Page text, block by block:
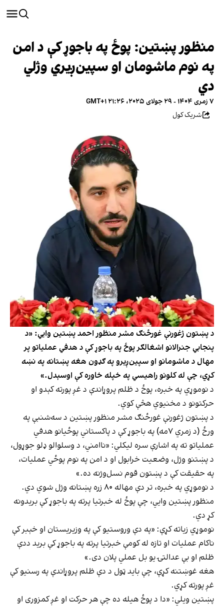
منظور پښتين: پوځ په باجوړ کې د امن
په نوم ماشومان او سپین‌ږیري وژلي
دي
۷ زمری ۱۴۰۴ - ۲۹ جولای ۲۰۲۵، ۲۱:۲۶ GMT+۱
شریک کول
د پښتون ژغورنې غورځنګ مشر منظور احمد پښتین وايي: «د
پنجابي جنرالانو اشغالګر پوځ په باجوړ کې د هدفي عملیاتو پر
مهال د ماشومانو او سپین‌ږیرو په ګډون هغه پښتانه په نښه
کړي، چې له کلونو راهيسي په خپله خاوره کې اوسېدل.»
د نوموړي په خبره، پوځ د ظلم پروړاندې د غږ پورته کېدو او
حرکتونو د مخنيوي هڅې کوي.
د پښتون ژغورنې غورځنګ مشر منظور پښتین د سه‌شنبې په
ورځ (د زمري ۷مه) په باجوړ کې د پاکستاني پوځیانو هدفي
عملیاتو ته په اشارې سره لیکلي: «ناامني، د وسلوالو ډلو جوړول،
د پښتنو وژل، وضعیت خرابول او د امن په نوم پوځي عملیات،
په حقیقت کې د پښتون قوم نسل‌وژنه ده.»
د نوموړي په خبره، تر دې مهاله ۸۰ زره پښتانه وژل شوي دي.
منظور پښتین وايي، چې پوځ له خبرتيا پرته په باجوړ کې بریدونه
کړ دي.
نوموړي زياته کړې: «په دې وروستيو کې په وزيریستان او خېبر کې
ناکام عملیات او تازه له کومې خبرتيا پرته په باجوړ کې برید ددې
ظلم او بې عدالتۍ یو بل عملي پلان دی.»
هغه غوښتنه کړې، چې باید ټول د دې ظلم پروړاندې په رسنيو کې
غږ پورته کړي.
پښتین ویلي: «دا د پوځ هیله ده چې هر حرکت او غږ کمزوری او